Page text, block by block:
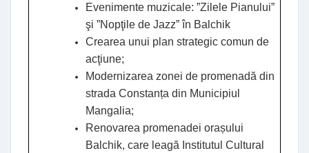
Evenimente muzicale: ”Zilele Pianului”
şi ”Nopţile de Jazz” în Balchik
Crearea unui plan strategic comun de
acţiune;
Modernizarea zonei de promenadă din
strada Constanța din Municipiul
Mangalia;
Renovarea promenadei orașului
Balchik, care leagă Institutul Cultural